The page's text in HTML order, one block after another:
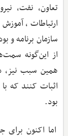
تعاون، نفت،
ارتباطات،
سازمان برنامه
از این‌گونه
اثبات کنند که
بود.
اما اکنون برای